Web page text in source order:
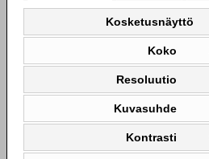
Kosketusnäyttö
Koko
Resoluutio
Kuvasuhde
Kontrasti